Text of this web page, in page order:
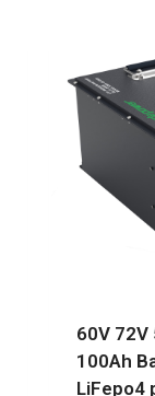
60V 72V
100Ah
LiFepo4